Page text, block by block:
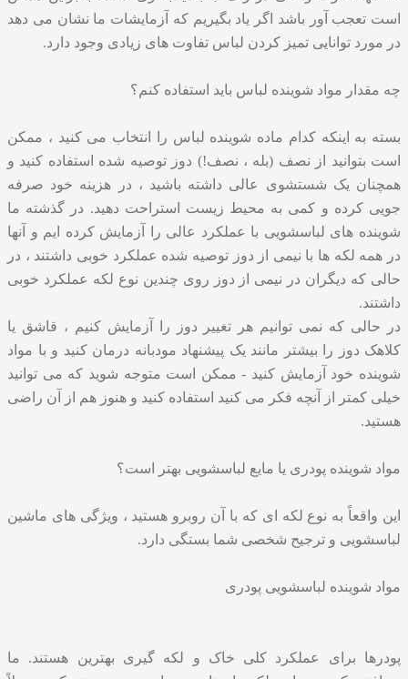
است تعجب آور باشد اگر یاد بگیریم که آزمایشات ما نشان می دهد
در مورد توانایی تمیز کردن لباس تفاوت های زیادی وجود دارد.
چه مقدار مواد شوینده لباس باید استفاده کنم؟
بسته به اینکه کدام ماده شوینده لباس را انتخاب می کنید ، ممکن
است بتوانید از نصف (بله ، نصف!) دوز توصیه شده استفاده کنید و
همچنان یک شستشوی عالی داشته باشید ، در هزینه خود صرفه
جویی کرده و کمی به محیط زیست استراحت دهید. در گذشته ما
شوینده های لباسشویی با عملکرد عالی را آزمایش کرده ایم و آنها
در همه لکه ها با نیمی از دوز توصیه شده عملکرد خوبی داشتند ، در
حالی که دیگران در نیمی از دوز روی چندین نوع لکه عملکرد خوبی
داشتند.
در حالی که نمی توانیم هر تغییر دوز را آزمایش کنیم ، قاشق یا
کلاهک دوز را بیشتر مانند یک پیشنهاد مودبانه درمان کنید و با مواد
شوینده خود آزمایش کنید - ممکن است متوجه شوید که می توانید
خیلی کمتر از آنچه فکر می کنید استفاده کنید و هنوز هم از آن راضی
هستید.
مواد شوینده پودری یا مایع لباسشویی بهتر است؟
این واقعاً به نوع لکه ای که با آن روبرو هستید ، ویژگی های ماشین
لباسشویی و ترجیح شخصی شما بستگی دارد.
مواد شوینده لباسشویی پودری
پودرها برای عملکرد کلی خاک و لکه گیری بهترین هستند. ما